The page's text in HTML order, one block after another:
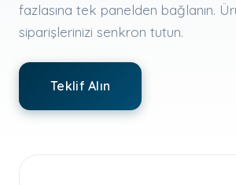
fazlasına tek panelden bağlanın.
siparişlerinizi senkron tutun.
Teklif Alın